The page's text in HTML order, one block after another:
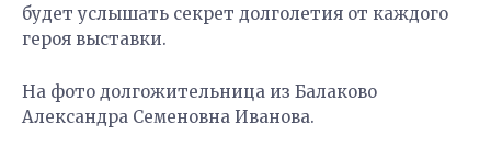
будет услышать секрет долголетия от каждого
героя выставки.
На фото долгожительница из Балаково
Александра Семеновна Иванова.